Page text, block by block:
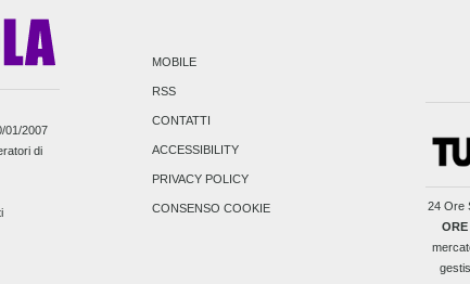
01/2007
di
MOBILE
RSS
CONTATTI
ACCESSIBILITY
PRIVACY POLICY
CONSENSO COOKIE 24 Ore
ORE